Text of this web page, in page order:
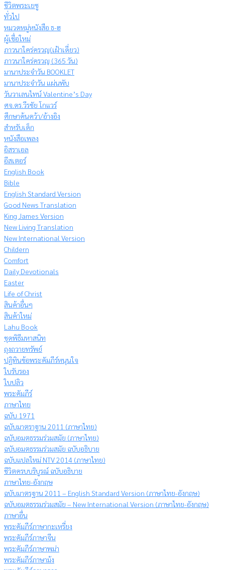
ชีวิตพระเยซู
ทั่วไป
หมวดหมู่หนังสือ ธ-ฮ
ผู้เชื่อใหม่
ภาวนาใคร่ครวญ(เฝ้าเดี่ยว)
ภาวนาใคร่ครวญ (365 วัน)
มานาประจำวัน BOOKLET
มานาประจำวัน แผ่นพับ
วันวาเลนไทน์ Valentine’s Day
ศจ.ดร.วีรชัย โกแวร์
ศึกษาค้นคว้า/อ้างอิง
สำหรับเด็ก
หนังสือเพลง
อิสราเอล
อีสเตอร์
English Book
Bible
English Standard Version
Good News Translation
King James Version
New Living Translation
New International Version
Childern
Comfort
Daily Devotionals
Easter
Life of Christ
สินค้าอื่นๆ
สินค้าใหม่
Lahu Book
ชุดพิธีมหาสนิท
ถุงถวายทรัพย์
ปฏิทินข้อพระคัมภีร์หนุนใจ
ใบรับรอง
ใบปลิว
พระคัมภีร์
ภาษาไทย
ฉบับ 1971
ฉบับมาตราฐาน 2011 (ภาษาไทย)
ฉบับอมตธรรมร่วมสมัย (ภาษาไทย)
ฉบับอมตธรรมร่วมสมัย ฉบับอธิบาย
ฉบับแปลใหม่ NTV 2014 (ภาษาไทย)
ชีวิตครบบริบูรณ์ ฉบับอธิบาย
ภาษาไทย-อังกฤษ
ฉบับมาตรฐาน 2011 – English Standard Version (ภาษาไทย-อังกฤษ)
ฉบับอมตธรรมร่วมสมัย – New International Version (ภาษาไทย-อังกฤษ)
ภาษาอื่น
พระคัมภีร์ภาษากะเหรี่ยง
พระคัมภีร์ภาษาจีน
พระคัมภีร์ภาษาพม่า
พระคัมภีร์ภาษาม้ง